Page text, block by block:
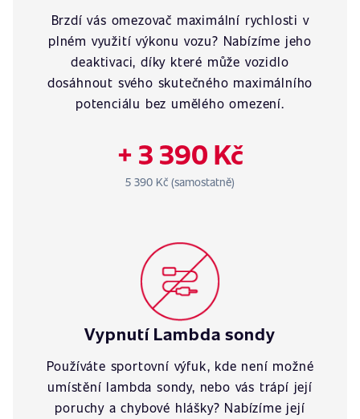
Brzdí vás omezovač maximální rychlosti v
plném využití výkonu vozu? Nabízíme jeho
deaktivaci, díky které může vozidlo
dosáhnout svého skutečného maximálního
potenciálu bez umělého omezení.
+ 3 390 Kč
5 390 Kč (samostatně)
Vypnutí Lambda sondy
Používáte sportovní výfuk, kde není možné
umístění lambda sondy, nebo vás trápí její
poruchy a chybové hlášky? Nabízíme její